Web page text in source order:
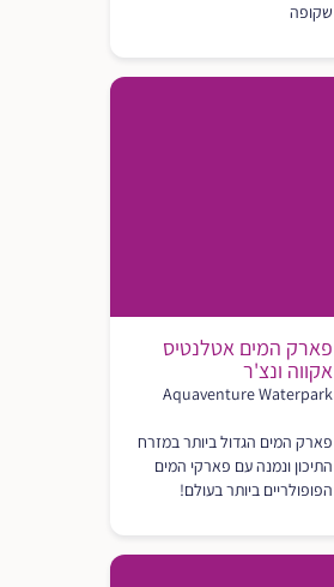
שקופה
פארק המים אטלנטיס
אקווה ונצ'ר
Aquaventure Waterpark
פארק המים הגדול ביותר במזרח
התיכון ונמנה עם פארקי המים
הפופולריים ביותר בעולם!